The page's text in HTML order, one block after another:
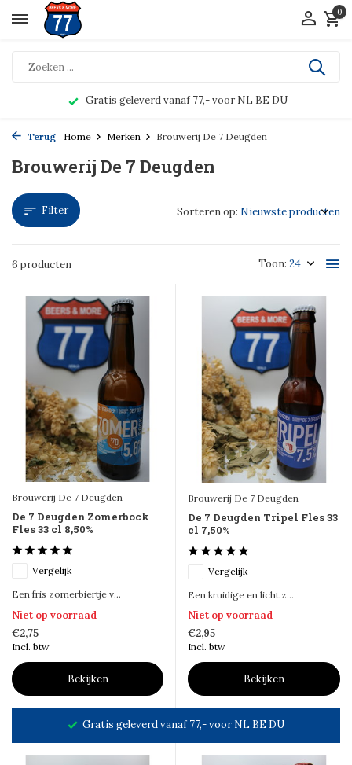
0
Gratis geleverd vanaf 77,- voor NL BE DU
Terug Home Merken Brouwerij De 7 Deugden
Brouwerij De 7 Deugden
Filter
6 producten Toon:
Sorteren op:
Brouwerij De 7 Deugden
De 7 Deugden Zomerbock
Fles 33 cl 8,50%
Vergelijk
Een fris zomerbiertje v...
Niet op voorraad
€2,75
Incl. btw
Bekijken
Brouwerij De 7 Deugden
De 7 Deugden Tripel Fles 33
cl 7,50%
Vergelijk
Een kruidige en licht z...
Niet op voorraad
€2,95
Incl. btw
Bekijken
Gratis geleverd vanaf 77,- voor NL BE DU